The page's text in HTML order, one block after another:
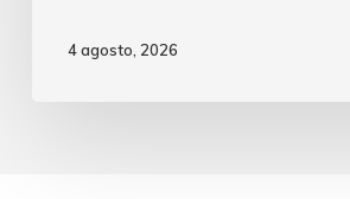
Tacuarembó
4 agosto, 2026